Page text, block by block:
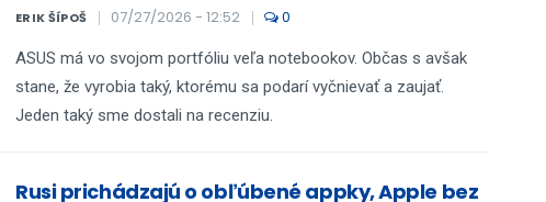
ERIK ŠÍPOŠ 07/27/2026 - 12:52 0
ASUS má vo svojom portfóliu veľa notebookov. Občas s avšak
stane, že vyrobia taký, ktorému sa podarí vyčnievať a zaujať.
Jeden taký sme dostali na recenziu.
Rusi prichádzajú o obľúbené appky, Apple bez